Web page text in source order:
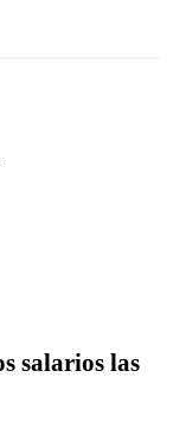
salarios las